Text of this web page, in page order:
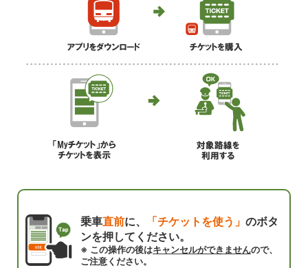
乗車直前に、 「チケットを使う」のボタ
ンを押してください。
※ この操作の後はキャンセルができませんので、
ご注意ください。